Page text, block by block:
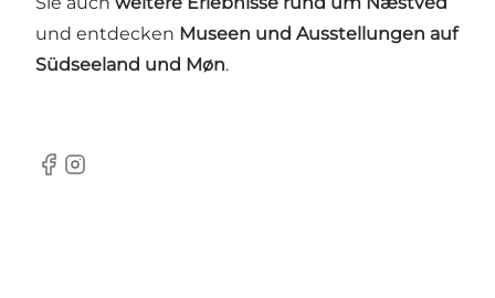
und entdecken Museen und Ausstellungen auf
Südseeland und Møn.
Facebook
Instagram